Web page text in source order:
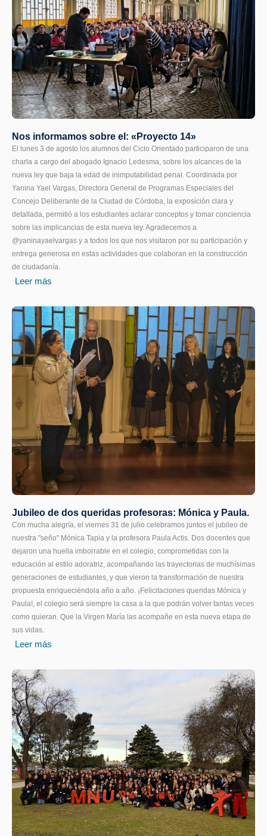
Nos informamos sobre el: «Proyecto 14»
El lunes 3 de agosto los alumnos del Ciclo Orientado participaron de una
charla a cargo del abogado Ignacio Ledesma, sobre los alcances de la
nueva ley que baja la edad de inimputabilidad penal. Coordinada por
Yanina Yael Vargas, Directora General de Programas Especiales del
Concejo Deliberante de la Ciudad de Córdoba, la exposición clara y
detallada, permitió a los estudiantes aclarar conceptos y tomar conciencia
sobre las implicancias de esta nueva ley. Agradecemos a
@yaninayaelvargas y a todos los que nos visitaron por su participación y
entrega generosa en estas actividades que colaboran en la construcción
de ciudadanía.
Leer más
Jubileo de dos queridas profesoras: Mónica y Paula.
Con mucha alegría, el viernes 31 de julio celebramos juntos el jubileo de
nuestra "seño" Mónica Tapia y la profesora Paula Actis. Dos docentes que
dejaron una huella imborrable en el colegio, comprometidas con la
educación al estilo adoratriz, acompañando las trayectorias de muchísimas
generaciones de estudiantes, y que vieron la transformación de nuestra
propuesta enriqueciéndola año a año. ¡Felicitaciones queridas Mónica y
Paula!, el colegio será siempre la casa a la que podrán volver tantas veces
como quieran. Que la Virgen María las acompañe en esta nueva etapa de
sus vidas.
Leer más